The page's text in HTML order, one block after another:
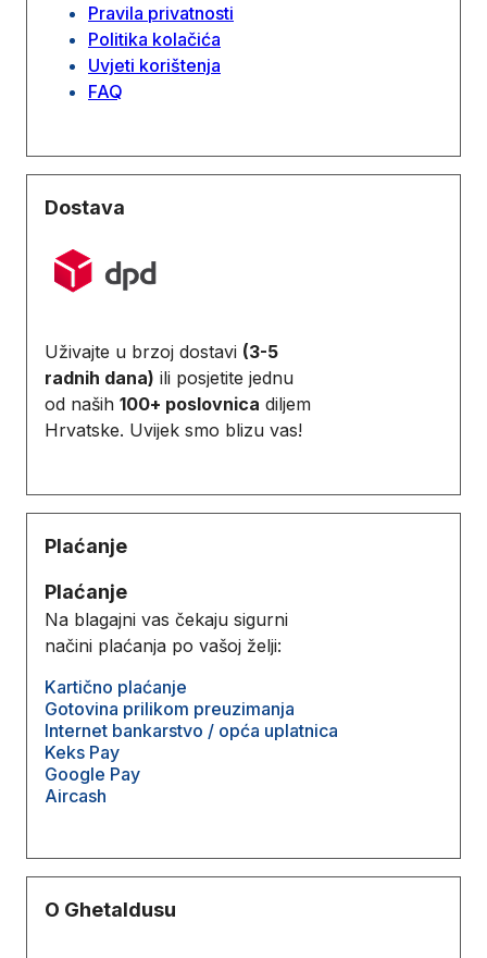
Pravila privatnosti
Politika kolačića
Uvjeti korištenja
FAQ
Dostava
Uživajte u brzoj dostavi (3-5
radnih dana) ili posjetite jednu
od naših 100+ poslovnica diljem
Hrvatske. Uvijek smo blizu vas!
Plaćanje
Plaćanje
Na blagajni vas čekaju sigurni
načini plaćanja po vašoj želji:
Kartično plaćanje
Gotovina prilikom preuzimanja
Internet bankarstvo / opća uplatnica
Keks Pay
Google Pay
Aircash
O Ghetaldusu